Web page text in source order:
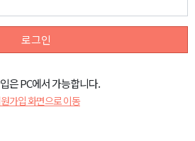
로그인
은 PC에서 가능합니다.
가입 화면으로 이동